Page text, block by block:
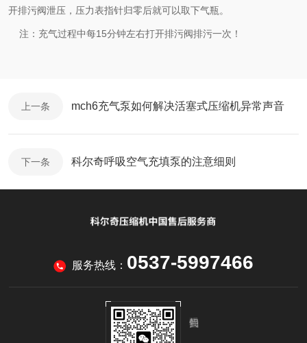
开排污阀泄压，压力表指针归零后就可以取下气瓶。
注：充气过程中每15分钟左右打开排污阀排污一次！
上一条 mch6充气泵如何解决活塞式压缩机异常声音
下一条 科尔奇呼吸空气充填泵的注意细则
服务热线： 0537-5997466